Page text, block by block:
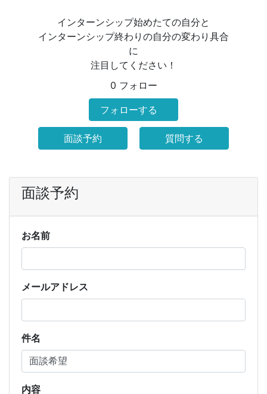
インターンシップ始めたての自分と
インターンシップ終わりの自分の変わり具合
に
注目してください！
0 フォロー
フォローする
面談予約 質問する
面談予約
お名前
メールアドレス
件名
内容